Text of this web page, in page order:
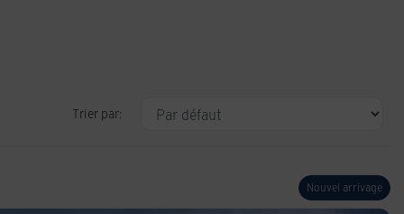
Trier par:
Nouvel arrivage